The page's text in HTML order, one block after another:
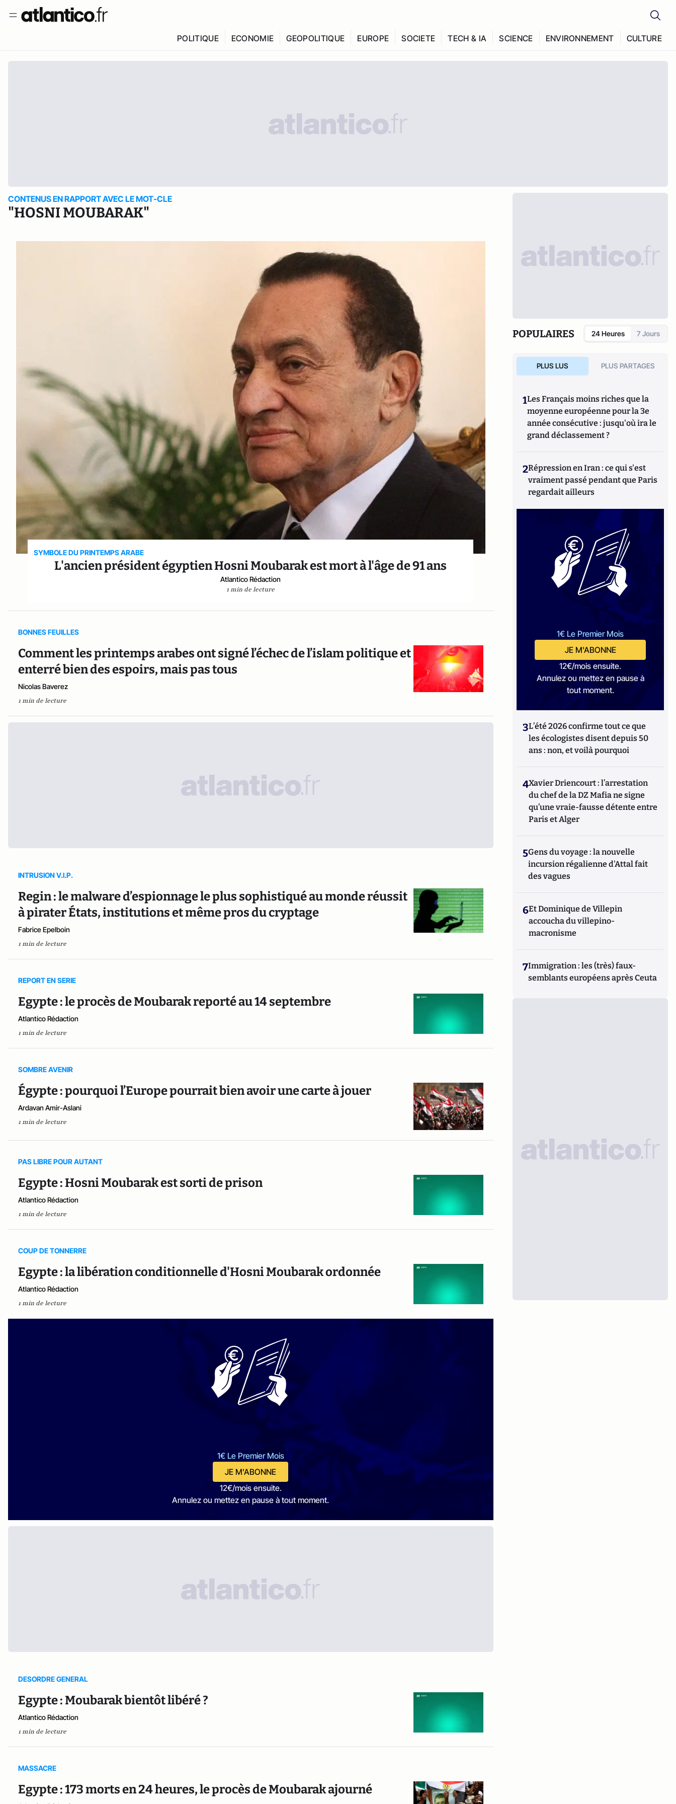
POLITIQUE ECONOMIE GEOPOLITIQUE EUROPE SOCIETE TECH & IA SCIENCE ENVIRONNEMENT CULTURE
CONTENUS EN RAPPORT AVEC LE MOT-CLE
"HOSNI MOUBARAK"
SYMBOLE DU PRINTEMPS ARABE
L'ancien président égyptien Hosni Moubarak est mort à l'âge de 91 ans
Atlantico Rédaction
1 min de lecture
BONNES FEUILLES
Comment les printemps arabes ont signé l’échec de l’islam politique et
enterré bien des espoirs, mais pas tous
Nicolas Baverez
1 min de lecture
INTRUSION V.I.P.
Regin : le malware d’espionnage le plus sophistiqué au monde réussit
à pirater États, institutions et même pros du cryptage
Fabrice Epelboin
1 min de lecture
REPORT EN SERIE
Egypte : le procès de Moubarak reporté au 14 septembre
Atlantico Rédaction
1 min de lecture
SOMBRE AVENIR
Égypte : pourquoi l’Europe pourrait bien avoir une carte à jouer
Ardavan Amir-Aslani
1 min de lecture
PAS LIBRE POUR AUTANT
Egypte : Hosni Moubarak est sorti de prison
Atlantico Rédaction
1 min de lecture
COUP DE TONNERRE
Egypte : la libération conditionnelle d'Hosni Moubarak ordonnée
Atlantico Rédaction
1 min de lecture
1€ Le Premier Mois
JE M'ABONNE
12€/mois ensuite.
Annulez ou mettez en pause à tout moment.
DESORDRE GENERAL
Egypte : Moubarak bientôt libéré ?
Atlantico Rédaction
1 min de lecture
MASSACRE
Egypte : 173 morts en 24 heures, le procès de Moubarak ajourné
POPULAIRES 24 Heures 7 Jours
PLUS LUS PLUS PARTAGES
1Les Français moins riches que la
moyenne européenne pour la 3e
année consécutive : jusqu'où ira le
grand déclassement ?
2Répression en Iran : ce qui s'est
vraiment passé pendant que Paris
regardait ailleurs
1€ Le Premier Mois
JE M'ABONNE
12€/mois ensuite.
Annulez ou mettez en pause à
tout moment.
3L’été 2026 confirme tout ce que
les écologistes disent depuis 50
ans : non, et voilà pourquoi
4Xavier Driencourt : l’arrestation
du chef de la DZ Mafia ne signe
qu’une vraie-fausse détente entre
Paris et Alger
5Gens du voyage : la nouvelle
incursion régalienne d'Attal fait
des vagues
6Et Dominique de Villepin
accoucha du villepino-
macronisme
7Immigration : les (très) faux-
semblants européens après Ceuta